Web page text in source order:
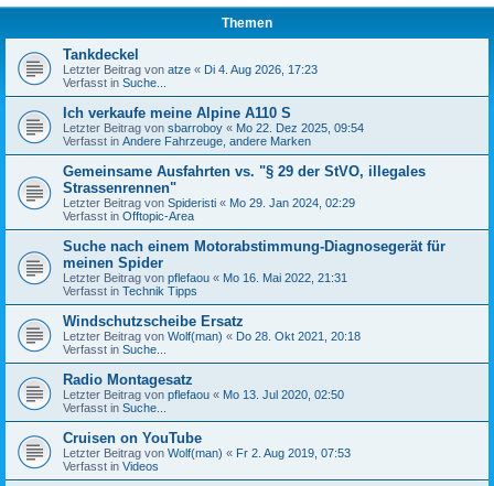
Themen
Tankdeckel
Letzter Beitrag von atze « Di 4. Aug 2026, 17:23
Verfasst in Suche...
Ich verkaufe meine Alpine A110 S
Letzter Beitrag von sbarroboy « Mo 22. Dez 2025, 09:54
Verfasst in Andere Fahrzeuge, andere Marken
Gemeinsame Ausfahrten vs. "§ 29 der StVO, illegales
Strassenrennen"
Letzter Beitrag von Spideristi « Mo 29. Jan 2024, 02:29
Verfasst in Offtopic-Area
Suche nach einem Motorabstimmung-Diagnosegerät für
meinen Spider
Letzter Beitrag von pflefaou « Mo 16. Mai 2022, 21:31
Verfasst in Technik Tipps
Windschutzscheibe Ersatz
Letzter Beitrag von Wolf(man) « Do 28. Okt 2021, 20:18
Verfasst in Suche...
Radio Montagesatz
Letzter Beitrag von pflefaou « Mo 13. Jul 2020, 02:50
Verfasst in Suche...
Cruisen on YouTube
Letzter Beitrag von Wolf(man) « Fr 2. Aug 2019, 07:53
Verfasst in Videos